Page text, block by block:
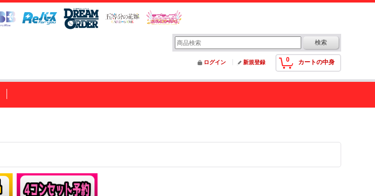
0 カートの中身
ログイン 新規登録